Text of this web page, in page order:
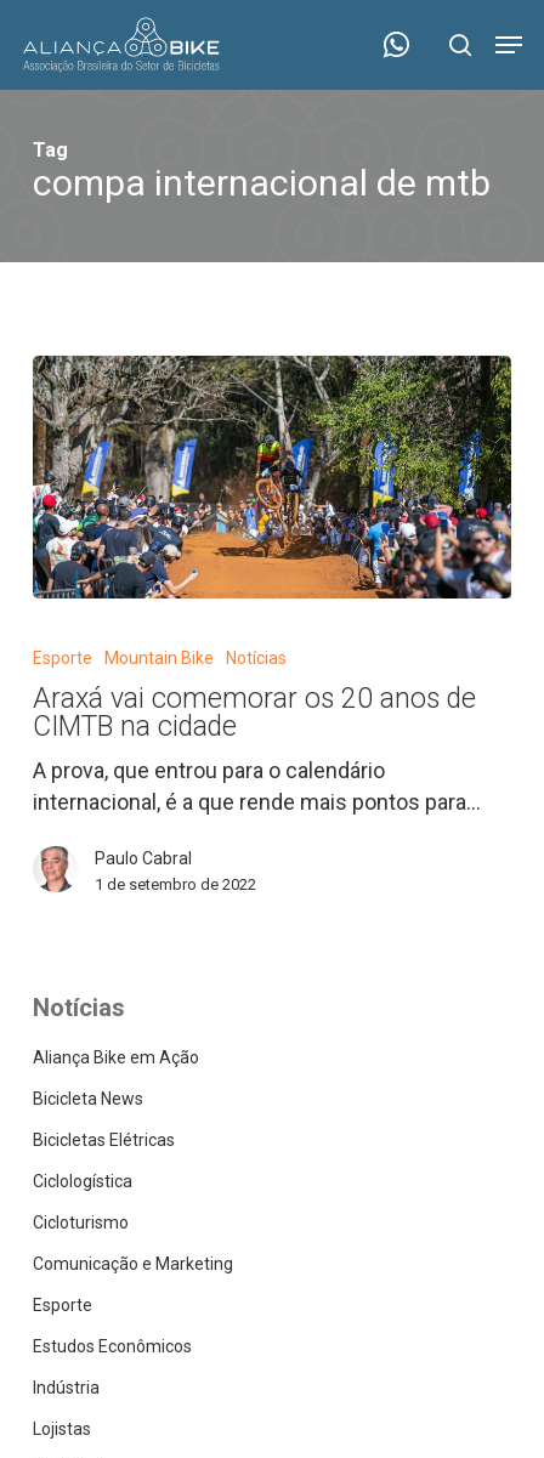
main
search
Tag
compa internacional de mtb
vai
comemorar
os
20
anos
de
na
cidade
Esporte Mountain Bike Notícias
Araxá vai comemorar os 20 anos de
CIMTB na cidade
A prova, que entrou para o calendário
internacional, é a que rende mais pontos para…
Paulo Cabral
1 de setembro de 2022
Notícias
Aliança Bike em Ação
Bicicleta News
Bicicletas Elétricas
Ciclologística
Cicloturismo
Comunicação e Marketing
Esporte
Estudos Econômicos
Indústria
Lojistas